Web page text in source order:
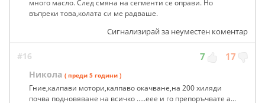
много масло. След смяна на сегменти се оправи. Но
въпреки това,колата си ме радваше.
Сигнализирай за неуместен коментар
#16 7 17
Никола ( преди 5 години )
Гние,калпави мотори,калпаво окачване,на 200 хиляди
почва подновяване на всичко .....еее и го препоръчвате а...